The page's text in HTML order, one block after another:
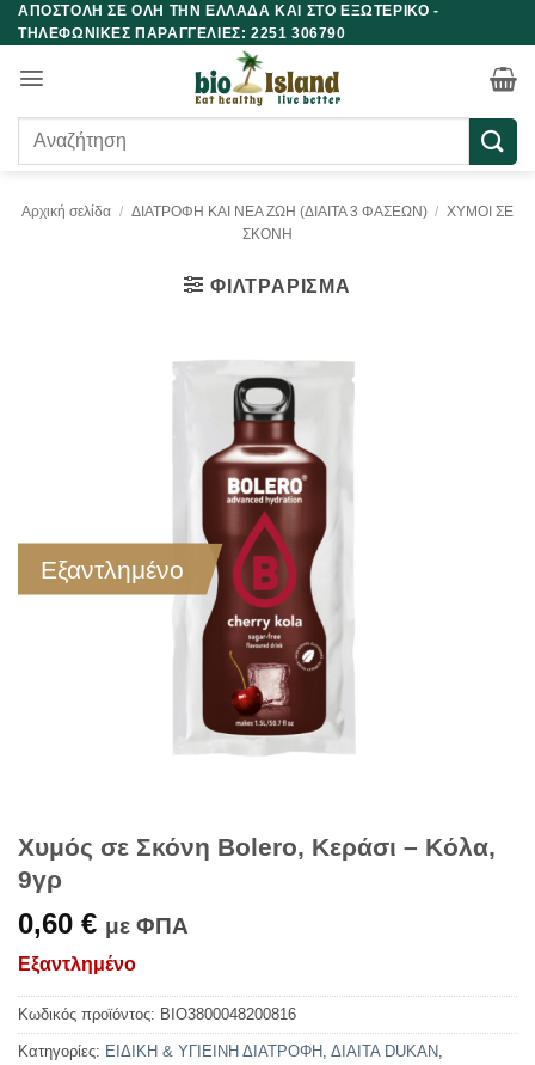
Μετάβαση
στο
περιεχόμενο
ΑΠΟΣΤΟΛΗ ΣΕ ΟΛΗ ΤΗΝ ΕΛΛΑΔΑ ΚΑΙ ΣΤΟ ΕΞΩΤΕΡΙΚΟ -
ΤΗΛΕΦΩΝΙΚΕΣ ΠΑΡΑΓΓΕΛΙΕΣ: 2251 306790
Αναζήτηση
Αρχική σελίδα / ΔΙΑΤΡΟΦΗ ΚΑΙ ΝΕΑ ΖΩΗ (ΔΙΑΙΤΑ 3 ΦΑΣΕΩΝ) / ΧΥΜΟΙ ΣΕ
ΣΚΟΝΗ
ΦΙΛΤΡΆΡΙΣΜΑ
Εξαντλημένο
Χυμός σε Σκόνη Bolero, Κεράσι – Κόλα,
9γρ
0,60 € με ΦΠΑ
Εξαντλημένο
Κωδικός προϊόντος: BIO3800048200816
Κατηγορίες: ΕΙΔΙΚΗ & ΥΓΙΕΙΝΗ ΔΙΑΤΡΟΦΗ , ΔΙΑΙΤΑ DUKAN,